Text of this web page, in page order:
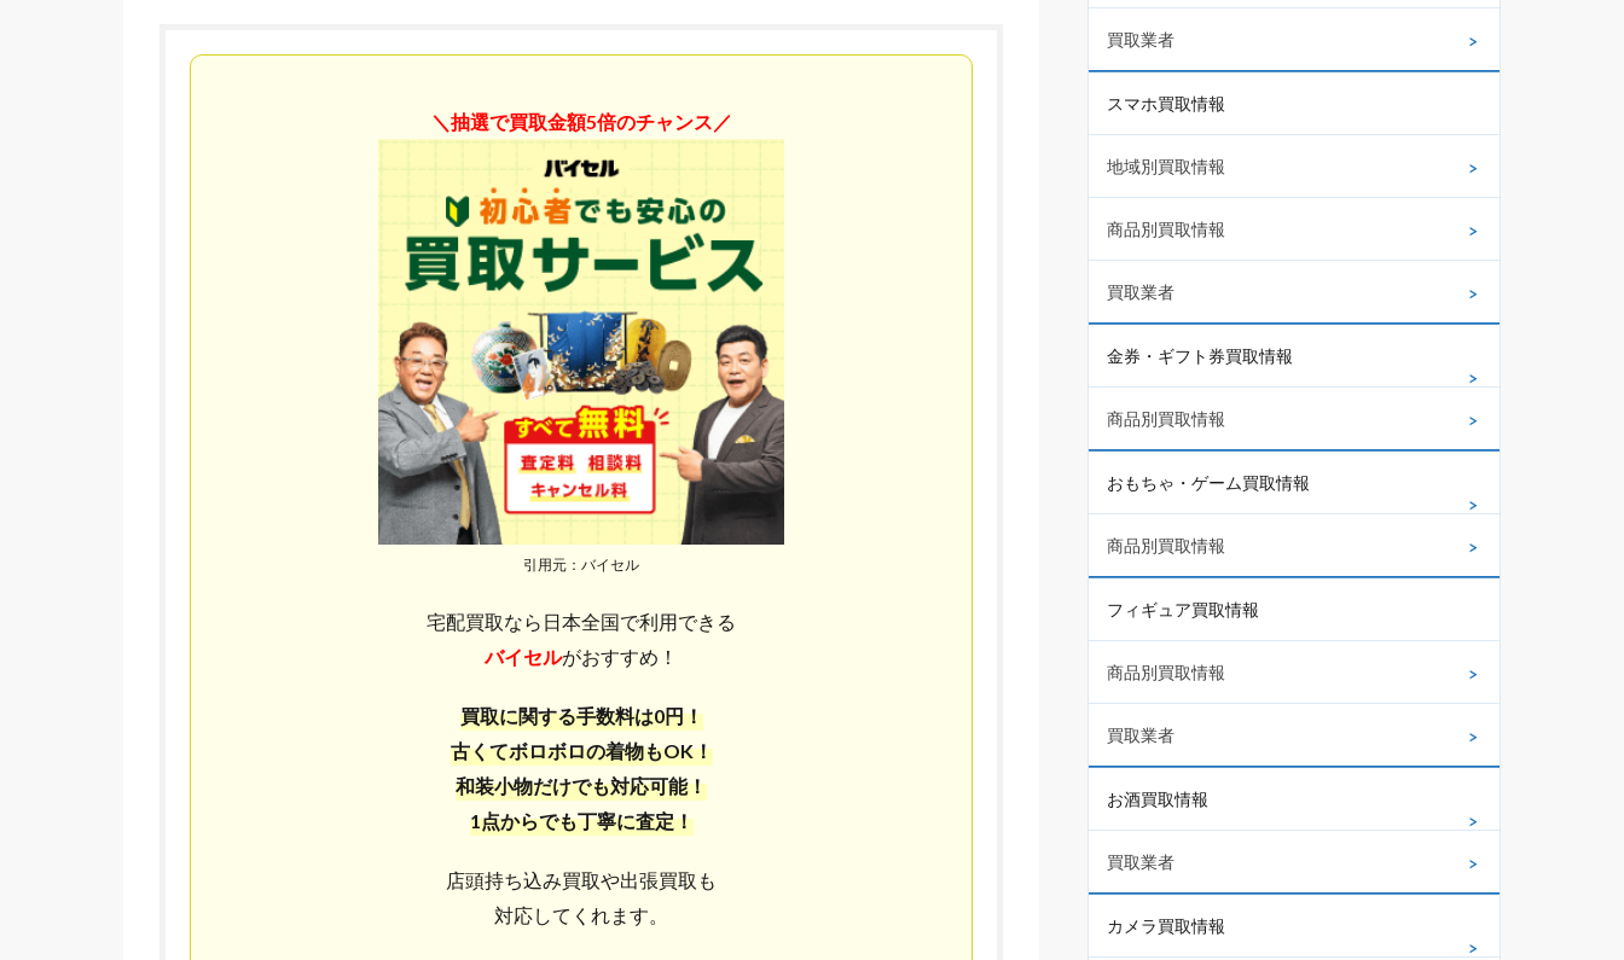
＼抽選で買取金額5倍のチャンス／
引用元：バイセル
宅配買取なら日本全国で利用できる
バイセルがおすすめ！
買取に関する手数料は0円！
古くてボロボロの着物もOK！
和装小物だけでも対応可能！
1点からでも丁寧に査定！
店頭持ち込み買取や出張買取も
対応してくれます。
買取業者
スマホ買取情報
地域別買取情報
商品別買取情報
買取業者
金券・ギフト券買取情報
商品別買取情報
おもちゃ・ゲーム買取情報
商品別買取情報
フィギュア買取情報
商品別買取情報
買取業者
お酒買取情報
買取業者
カメラ買取情報